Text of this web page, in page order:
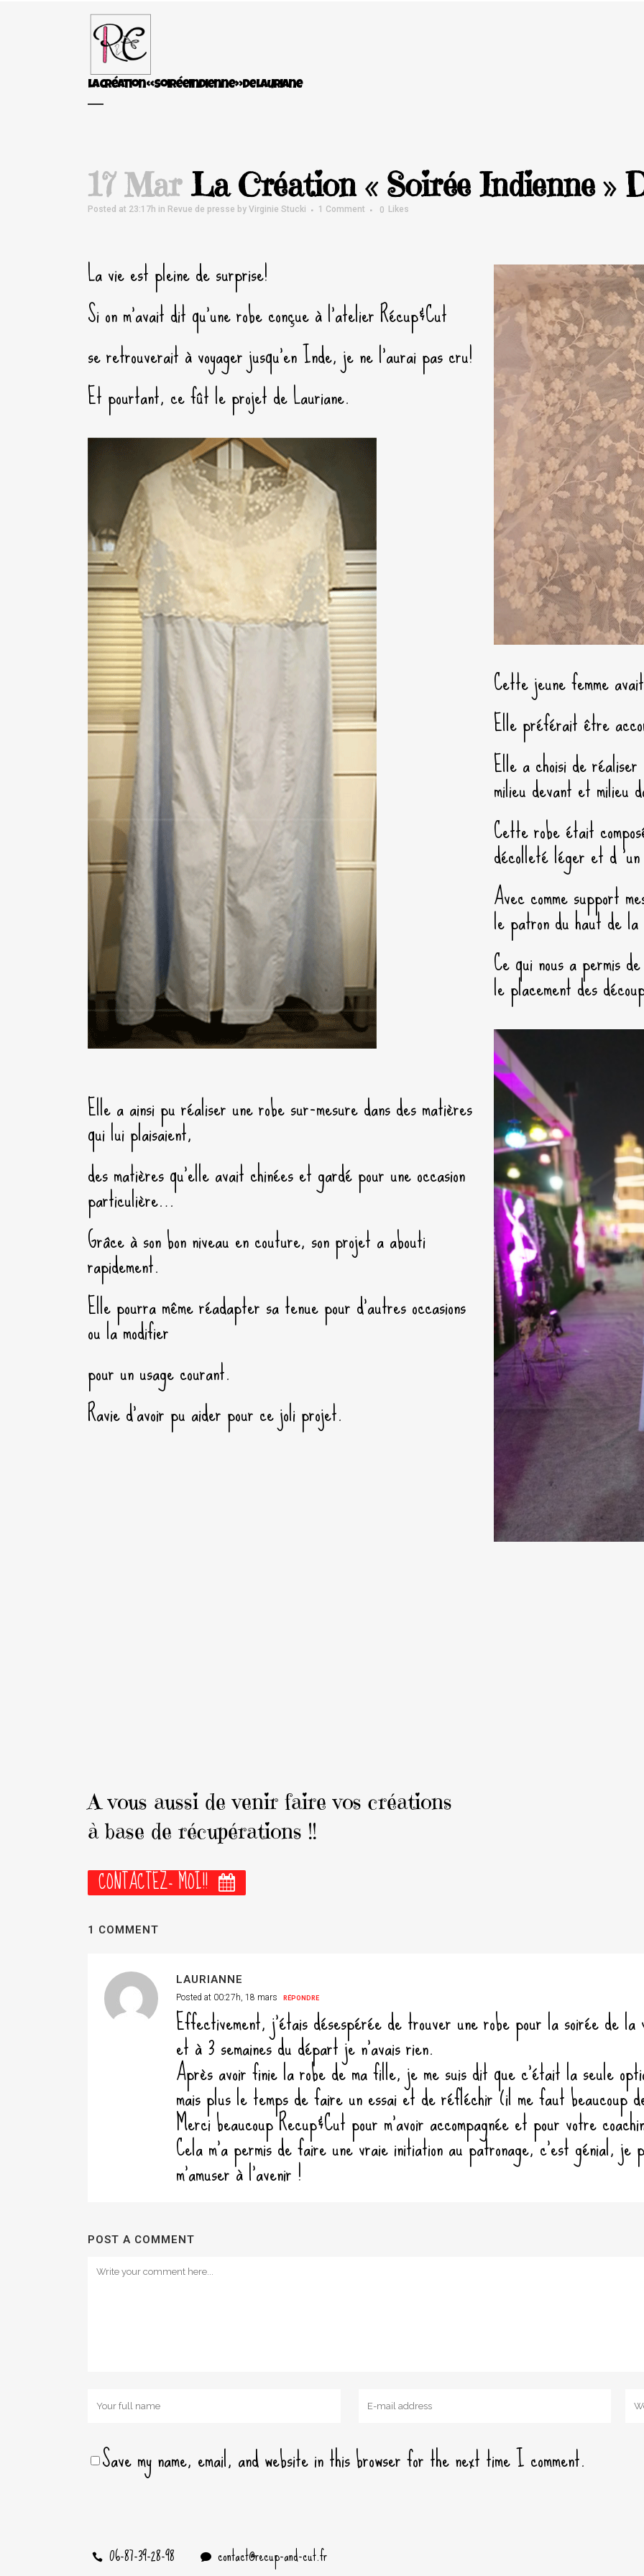
La Création « Soirée Indienne » De Lauriane
17 MarLa Création « Soirée Indienne »
Posted at 23:17h in Revue de presse by Virginie Stucki 1 Comment 0 Likes
La vie est pleine de surprise!
Si on m’avait dit qu’une robe conçue à l’atelier Récup&Cut
se retrouverait à voyager jusqu’en Inde, je ne l’aurai pas cru!
Et pourtant, ce fût le projet de Lauriane.
Elle a ainsi pu réaliser une robe sur-mesure dans des matières
qui lui plaisaient,
des matières qu’elle avait chinées et gardé pour une occasion
particulière…
Grâce à son bon niveau en couture, son projet a abouti
rapidement.
Elle pourra même réadapter sa tenue pour d’autres occasions
ou la modifier
pour un usage courant.
Ravie d’avoir pu aider pour ce joli projet.
A vous aussi de venir faire vos créations
à base de récupérations !!
CONTACTEZ- MOI!!
Cette jeune femme
Elle préférait être
Elle a choisi de
milieu devant et
Cette robe était
décolleté léger et d
Avec comme support
le patron du haut de
Ce qui nous a permis
le placement des
1 COMMENT
LAURIANNE
Posted at 00:27h, 18 mars RÉPONDRE
Effectivement, j’étais désespérée de trouver une robe pour la soirée de
et à 3 semaines du départ je n’avais rien.
Après avoir finie la robe de ma fille, je me suis dit que c’était la seule
mais plus le temps de faire un essai et de réfléchir (il me faut beaucoup
Merci beaucoup Recup&Cut pour m’avoir accompagnée et pour votre
Cela m’a permis de faire une vraie initiation au patronage, c’est génial, je
m’amuser à l’avenir !
POST A COMMENT
Save my name, email, and website in this browser for the next time I comment.
06-87-39-28-98 contact@recup-and-cut.fr